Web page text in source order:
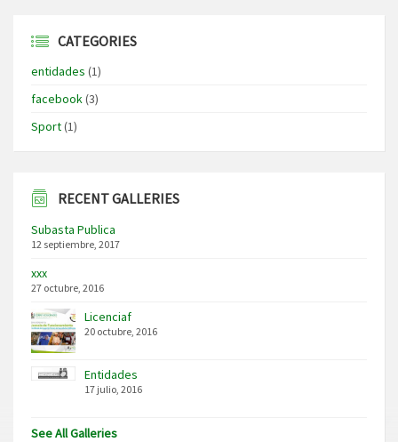
CATEGORIES
entidades (1)
facebook(3)
Sport(1)
RECENT GALLERIES
Subasta Publica
12 septiembre, 2017
xxx
27 octubre, 2016
Licenciaf
20 octubre, 2016
Entidades
17 julio, 2016
See All Galleries